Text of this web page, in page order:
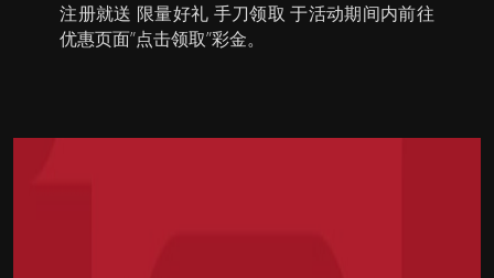
注册就送 限量好礼 手刀领取 于活动期间内前往
优惠页面”点击领取”彩金。